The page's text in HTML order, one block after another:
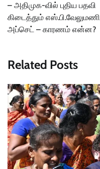
– அதிமுக-வில் புதிய பதவி
கிடைத்தும் எஸ்.பி.வேலுமணி
அப்செட் – காரணம் என்ன?
Related Posts